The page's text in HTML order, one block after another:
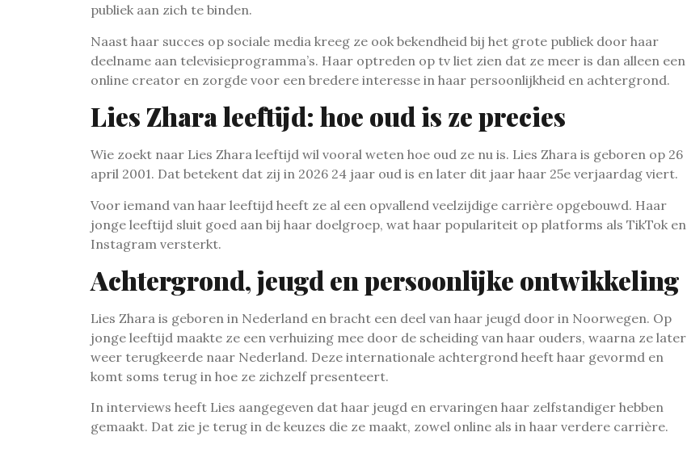
publiek aan zich te binden.
Naast haar succes op sociale media kreeg ze ook bekendheid bij het grote publiek door haar
deelname aan televisieprogramma’s. Haar optreden op tv liet zien dat ze meer is dan alleen een
online creator en zorgde voor een bredere interesse in haar persoonlijkheid en achtergrond.
Lies Zhara leeftijd: hoe oud is ze precies
Wie zoekt naar Lies Zhara leeftijd wil vooral weten hoe oud ze nu is. Lies Zhara is geboren op 26
april 2001. Dat betekent dat zij in 2026 24 jaar oud is en later dit jaar haar 25e verjaardag viert.
Voor iemand van haar leeftijd heeft ze al een opvallend veelzijdige carrière opgebouwd. Haar
jonge leeftijd sluit goed aan bij haar doelgroep, wat haar populariteit op platforms als TikTok en
Instagram versterkt.
Achtergrond, jeugd en persoonlijke ontwikkeling
Lies Zhara is geboren in Nederland en bracht een deel van haar jeugd door in Noorwegen. Op
jonge leeftijd maakte ze een verhuizing mee door de scheiding van haar ouders, waarna ze later
weer terugkeerde naar Nederland. Deze internationale achtergrond heeft haar gevormd en
komt soms terug in hoe ze zichzelf presenteert.
In interviews heeft Lies aangegeven dat haar jeugd en ervaringen haar zelfstandiger hebben
gemaakt. Dat zie je terug in de keuzes die ze maakt, zowel online als in haar verdere carrière.